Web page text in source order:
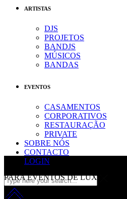
ARTISTAS
DJS
PROJETOS
BANDJS
MÚSICOS
BANDAS
EVENTOS
CASAMENTOS
CORPORATIVOS
RESTAURAÇÃO
PRIVATE
SOBRE NÓS
CONTACTO
LOGIN
PARA EVENTOS DE LUXO
inovação com sofisicação